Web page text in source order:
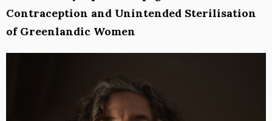
Contraception and Unintended Sterilisation
of Greenlandic Women